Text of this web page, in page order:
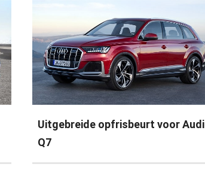
Uitgebreide opfrisbeurt voor Audi
Q7